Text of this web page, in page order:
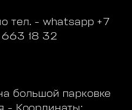
тел. - whatsapp +7
18 32
большой парковке